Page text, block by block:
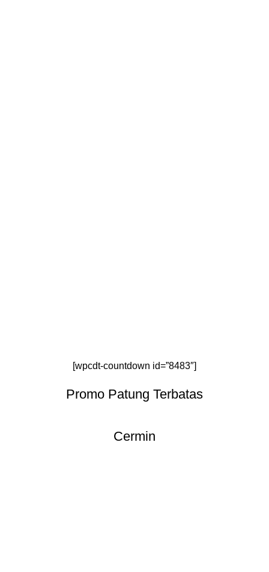
[wpcdt-countdown id=”8483″]
Promo Patung Terbatas
Cermin